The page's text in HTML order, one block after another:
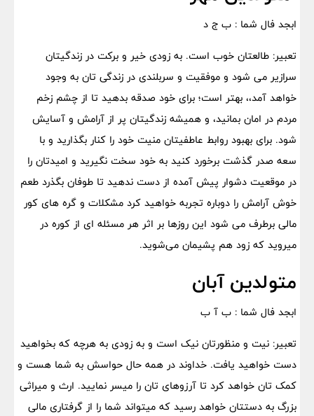
ابجد فال شما : ب ج د
تعبیر: طالعتان خوب است. به زودی خیر و برکت در زندگیتان
سرازیر می شود و موفقیت و سربلندی در زندگی تان به وجود
خواهد آمد،، بهتر است؛ برای خود صدقه بدهید تا از چشم زخم
مردم در امان بمانید، و همیشه زندگیتان پر از آرامش و آسایش
شود. برای بهبود روابط عاطفیتان منیت خود را کنار بگذارید و با
سعه صدر گذشت برخورد کنید به خود سخت نگیرید و امیدتان را
در موقعیت دشوار پیش آمده از دست ندهید تا طوفان بگذرد طعم
خوش آرامش را دوباره تجربه خواهید کرد مشکلات و گره های کور
مالی برطرف می شود این روزها بر اثر هر مسئله ای از کوره در
میروید که زود هم پشیمان می‌شوید.
متولدین آبان
ابجد فال شما : ب آ ب
تعبیر: نیت و منظورتان نیک است و به زودی به هرچه که بخواهید
دست خواهید یافت. خداوند در همه حال حواسش به شما هست و
کمک تان خواهد کرد تا آرزوهای تان را میسر نمایید. ارث و میراثی
بزرگ به دستتان خواهد رسید که میتواند شما را از گرفتاری مالی